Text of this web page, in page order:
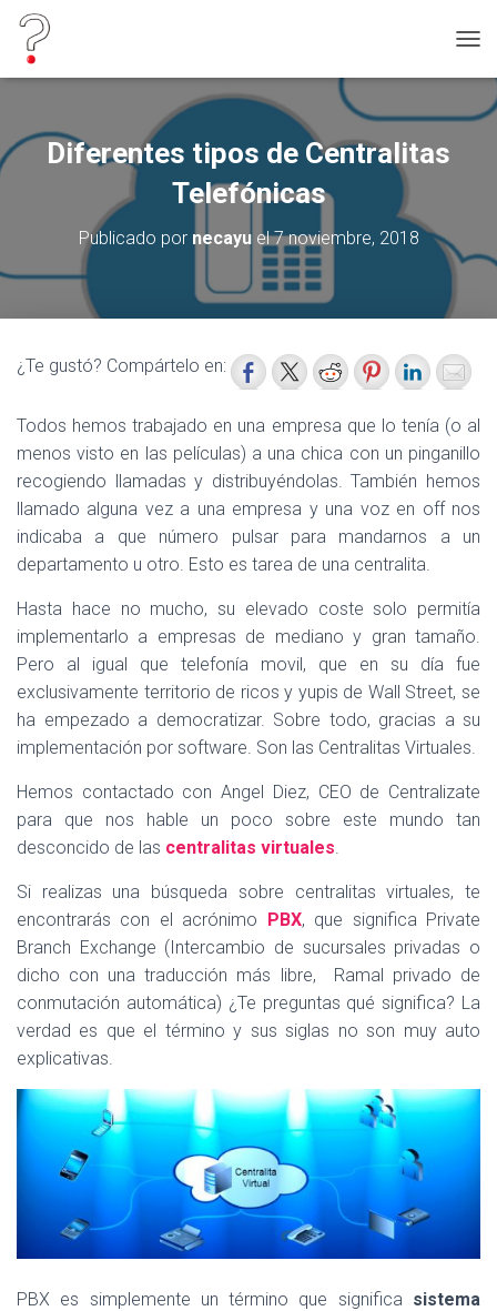
A
B
A
C
I
N
Diferentes tipos de Centralitas
Telefónicas
Publicado por necayuel7 noviembre, 2018
¿Te gustó? Compártelo en:
Todos hemos trabajado en una empresa que lo tenía (o al
menos visto en las películas) a una chica con un pinganillo
recogiendo llamadas y distribuyéndolas. También hemos
llamado alguna vez a una empresa y una voz en off nos
indicaba a que número pulsar para mandarnos a un
departamento u otro. Esto es tarea de una centralita.
Hasta hace no mucho, su elevado coste solo permitía
implementarlo a empresas de mediano y gran tamaño.
Pero al igual que telefonía movil, que en su día fue
exclusivamente territorio de ricos y yupis de Wall Street, se
ha empezado a democratizar. Sobre todo, gracias a su
implementación por software. Son las Centralitas Virtuales.
Hemos contactado con Angel Diez, CEO de Centralizate
para que nos hable un poco sobre este mundo tan
desconcido de las centralitas virtuales.
Si realizas una búsqueda sobre centralitas virtuales, te
encontrarás con el acrónimo PBX, que significa Private
Branch Exchange (Intercambio de sucursales privadas o
dicho con una traducción más libre, Ramal privado de
conmutación automática) ¿Te preguntas qué significa? La
verdad es que el término y sus siglas no son muy auto
explicativas.
PBX es simplemente un término que significa sistema